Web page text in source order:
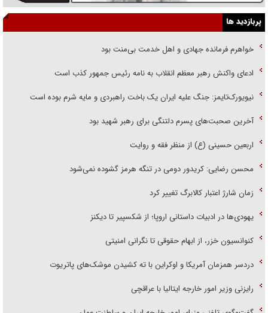
پربازدید ها
خواهرم فرمانده جهادی و اهل خدمت بی‌منت بود
ادعای واکنش رهبر معظم انقلاب به نامه رئیس جمهور کذب است
نیویورک‌تایمز: جنگ علیه ایران یک باخت راهبردی و مایه شرم بوده است
آخرین صحبت‌های پسرم دلتنگی برای رهبر شهید بود
اربعین حسینی (ع) از منظر فقه و روایت
محسن رضایی: کریدور دومی در تنگه هرمز گشوده نمی‌شود
زمان شارژ اعتبار کالابرگ تغییر کرد
یهودی‌ها در ادبیات داستانی اروپا؛ از شکسپیر تا دیکنز
کنوانسیون خزر، از ابهام حقوقی تا نگرانی امنیتی
دردسر همزمان آمریکا و اوکراین با ته کشیدن موشک‌های پاتریوت
رایزنی وزیر امور خارجه ایتالیا با عراقچی